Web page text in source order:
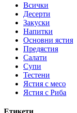
Всички
Десерти
Закуски
Напитки
Основни ястия
Предястия
Салати
Супи
Тестени
Ястия с месо
Ястия с Риба
Етикети